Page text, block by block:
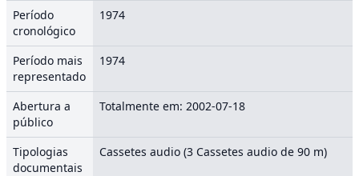
Período
cronológico
1974
Período mais
representado
1974
Abertura a
público
Totalmente em: 2002-07-18
Tipologias
documentais
Cassetes audio (3 Cassetes audio de 90 m)